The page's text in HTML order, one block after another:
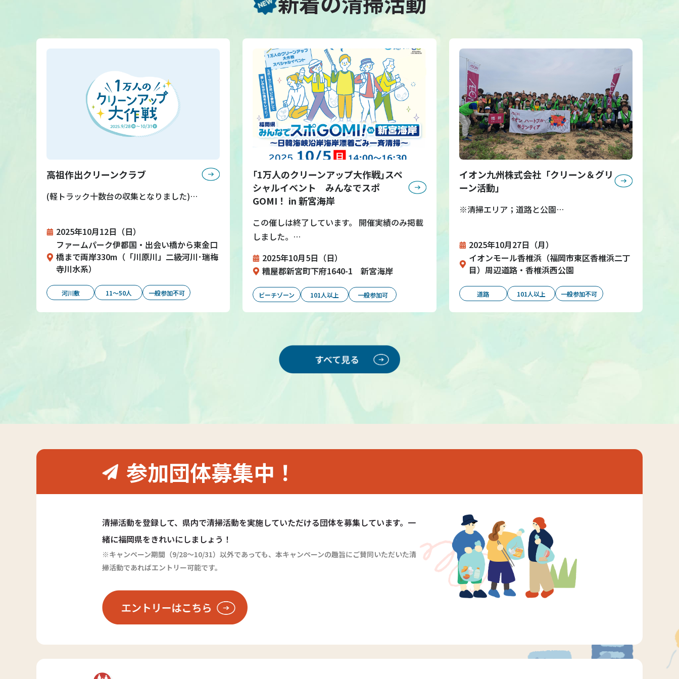
高祖作出クリーンクラブ
(軽トラック十数台の収集となりました)…
2025年10月12日（日）
ファームパーク伊都国・出会い橋から東金口
橋まで両岸330m（「川原川」二級河川･瑞梅
寺川水系）
河川敷 11～50人 一般参加不可
｢1万人のクリーンアップ大作戦｣スペ
シャルイベント みんなでスポ
GOMI！ in 新宮海岸
この催しは終了しています。 開催実績のみ掲載
しました。…
2025年10月5日（日）
糟屋郡新宮町下府1640-1 新宮海岸
ビーチゾーン 101人以上 一般参加可
イオン九州株式会社「クリーン＆グリ
ーン活動」
※清掃エリア；道路と公園…
2025年10月27日（月）
イオンモール香椎浜（福岡市東区香椎浜二丁
目）周辺道路・香椎浜西公園
道路 101人以上 一般参加不可
参加団体募集中！
清掃活動を登録して、県内で清掃活動を実施していただける団体を募集しています。一
緒に福岡県をきれいにしましょう！
※キャンペーン期間（9/28～10/31）以外であっても、本キャンペーンの趣旨にご賛同いただいた清
掃活動であればエントリー可能です。